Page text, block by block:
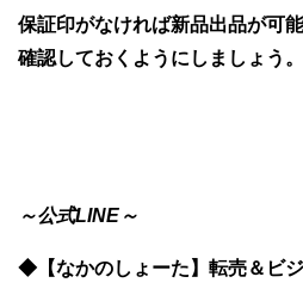
保証印がなければ新品出品が可
確認しておくようにしましょう。
～公式LINE～
◆【なかのしょーた】転売＆ビ